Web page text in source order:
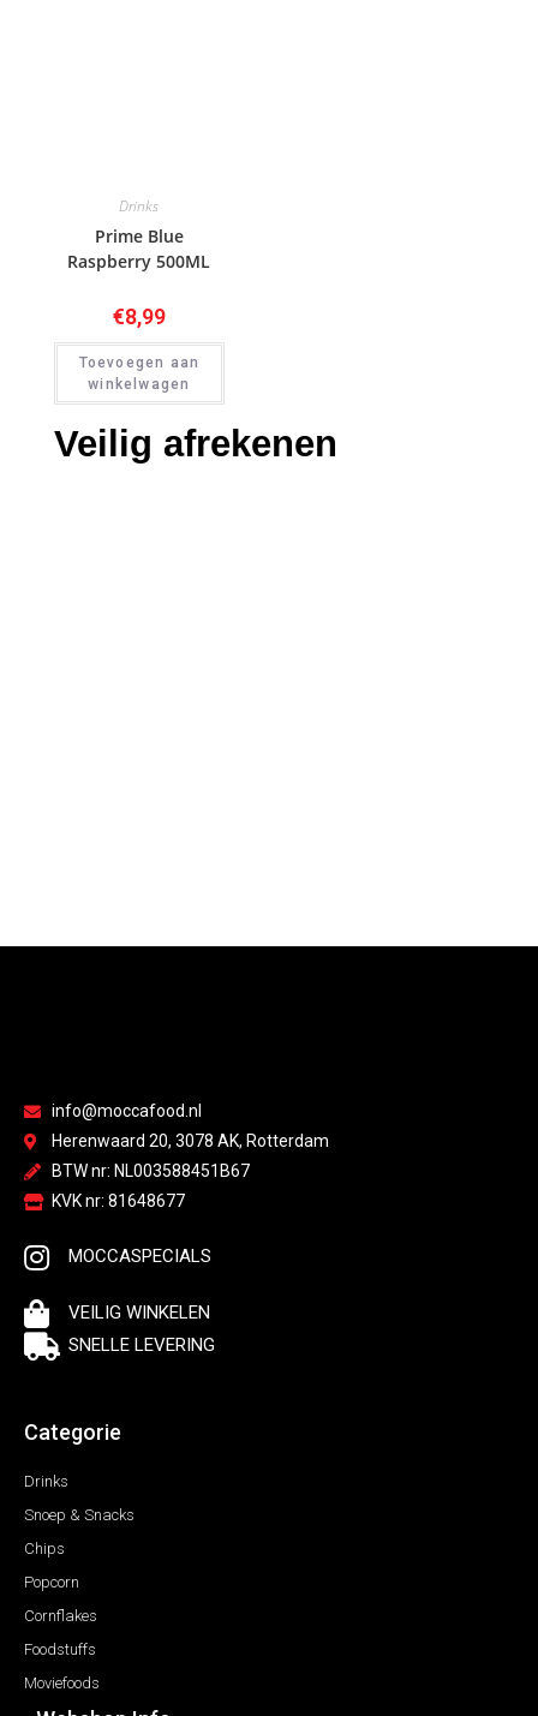
Drinks
Prime Blue
Raspberry 500ML
€8,99
Toevoegen aan
winkelwagen
Veilig afrekenen
info@moccafood.nl
Herenwaard 20, 3078 AK, Rotterdam
BTW nr: NL003588451B67
KVK nr: 81648677
MOCCASPECIALS
VEILIG WINKELEN
SNELLE LEVERING
Categorie
Drinks
Snoep & Snacks
Chips
Popcorn
Cornflakes
Foodstuffs
Moviefoods